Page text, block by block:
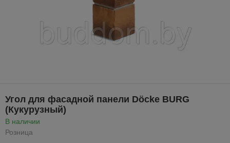
Угол для фасадной панели Döcke BURG
(Кукурузный)
В наличии
Розница